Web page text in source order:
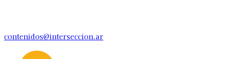
contenidos@interseccion.ar